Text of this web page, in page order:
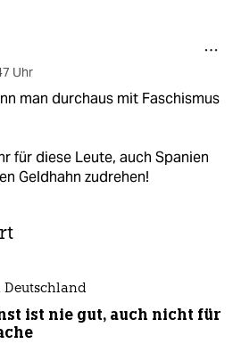
Uhr
man durchaus mit Faschismus
für diese Leute, auch Spanien
Geldhahn zudrehen!
ist nie gut, auch nicht für